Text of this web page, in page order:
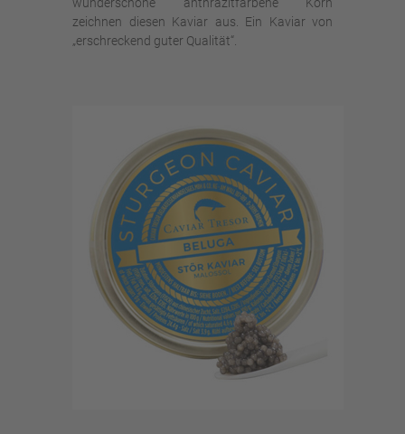
wunderschöne anthrazitfarbene Korn
zeichnen diesen Kaviar aus. Ein Kaviar von
„erschreckend guter Qualität“.